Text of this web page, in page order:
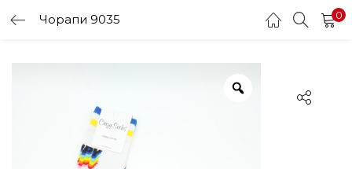
Чорапи 9035 0
LOGIN
Enter your username and password to login.